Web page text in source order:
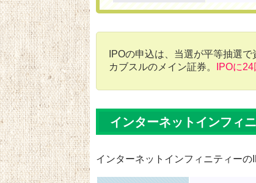
IPOの申込は、当選が平等抽選
カブスルのメイン証券。
IPOに
インターネットインフィ
インターネットインフィニティーの